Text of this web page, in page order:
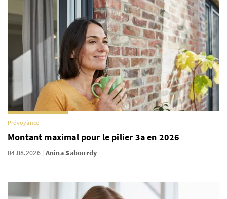
Prévoyance
Montant maximal pour le pilier 3a en 2026
04.08.2026 Anina Sabourdy